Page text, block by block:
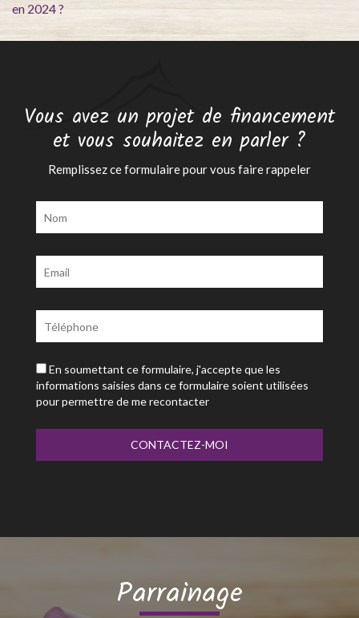
en 2024 ?
Vous avez un projet de financement
et vous souhaitez en parler ?
Remplissez ce formulaire pour vous faire rappeler
En soumettant ce formulaire, j'accepte que les
informations saisies dans ce formulaire soient utilisées
pour permettre de me recontacter
Parrainage